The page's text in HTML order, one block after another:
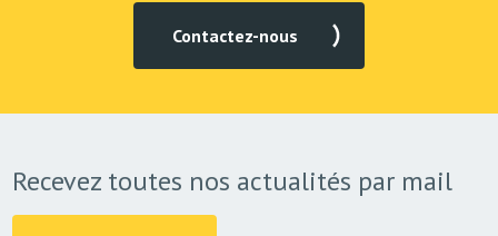
Contactez-nous
Recevez toutes nos actualités par mail